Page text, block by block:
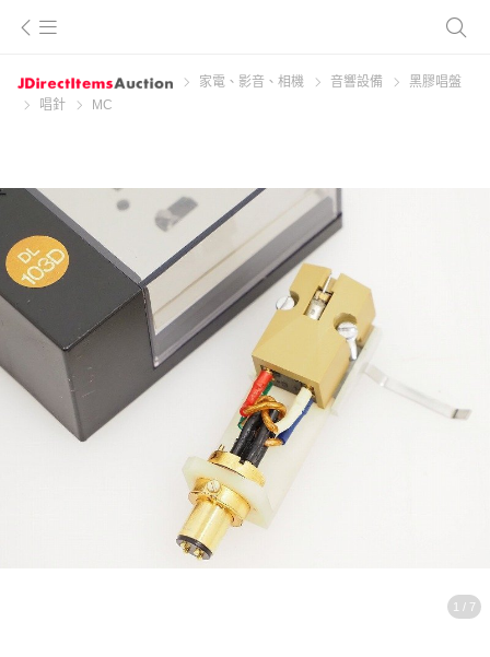
家電、影音、相機 音響設備
黑膠唱盤
唱針
MC
1 / 7